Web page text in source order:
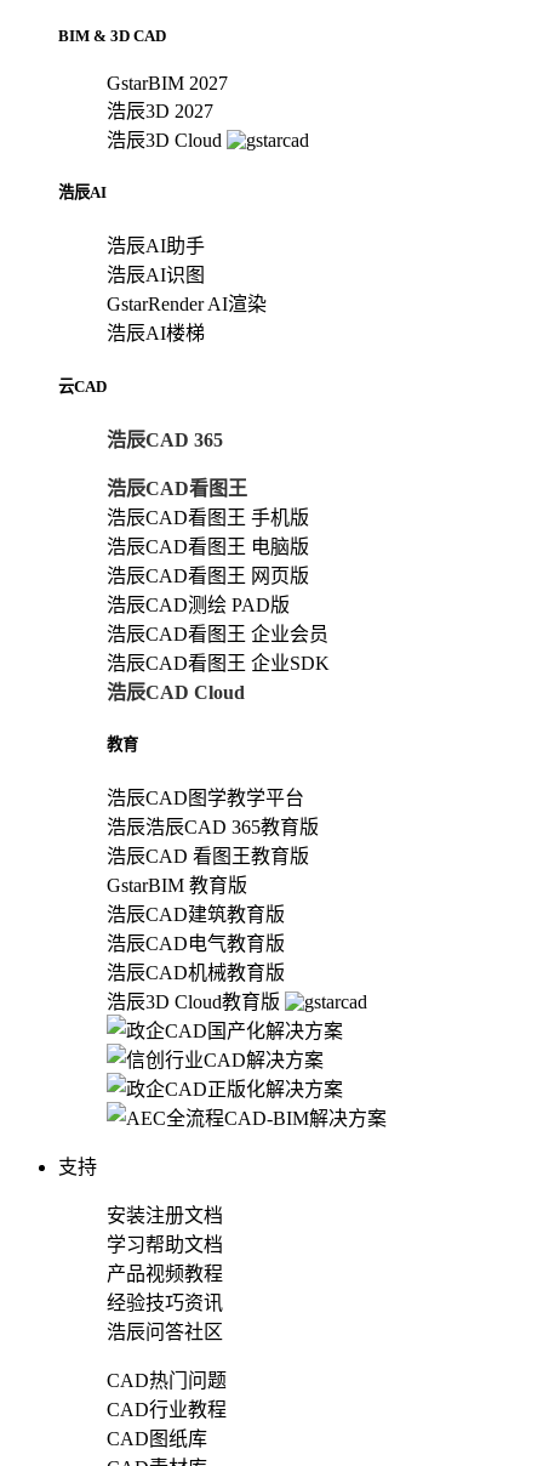
BIM & 3D CAD
GstarBIM 2027
浩辰3D 2027
浩辰3D Cloud
浩辰AI
浩辰AI助手
浩辰AI识图
GstarRender AI渲染
浩辰AI楼梯
云CAD
浩辰CAD 365
浩辰CAD看图王
浩辰CAD看图王 手机版
浩辰CAD看图王 电脑版
浩辰CAD看图王 网页版
浩辰CAD测绘 PAD版
浩辰CAD看图王 企业会员
浩辰CAD看图王 企业SDK
浩辰CAD Cloud
教育
浩辰CAD图学教学平台
浩辰浩辰CAD 365教育版
浩辰CAD 看图王教育版
GstarBIM 教育版
浩辰CAD建筑教育版
浩辰CAD电气教育版
浩辰CAD机械教育版
浩辰3D Cloud教育版
支持
安装注册文档
学习帮助文档
产品视频教程
经验技巧资讯
浩辰问答社区
CAD热门问题
CAD行业教程
CAD图纸库